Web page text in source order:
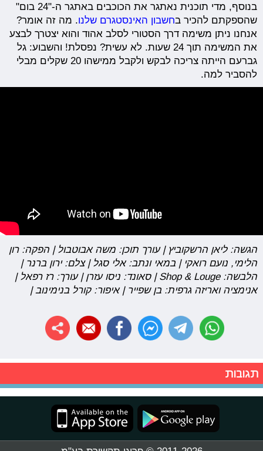
בנוסף, מדי תוכנית נאתגר את הכוכבים באתגר ה-"24 בום"
שהספקתם להכיר בחשבון האינסטגרם שלנו. מה זה אומר?
אנחנו ניתן משימה דרך הסטורי לסלב אהוד והוא יצטרך לבצע
את המשימה תוך 24 שעות. לא עשית? נפסלת! והשבוע: גל
גברעם הייתה צריכה לבקש ולקבל ממישהו 20 שקלים מבלי
להסביר למה.
הגשה: ליאן הרשקוביץ | עורך תוכן: משה אבוטבול | הפקה: רון
הלימי, נועם רואקי | במאי ונתב: אלי סגל | צלם: ירון ברנר |
הלבשה: Shop & Louge | סאונד: ניסו עזרן | עורך: רז רפאל |
אנימציה ואריזה גרפית: בן שפייר | איפור: קורל בנימינוב |
תגובות